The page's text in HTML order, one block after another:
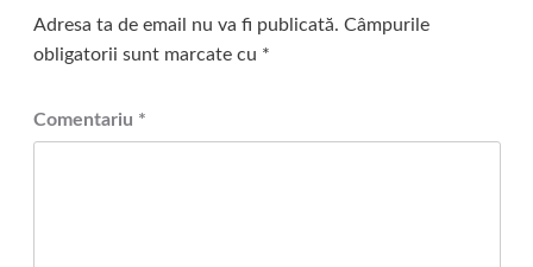
Adresa ta de email nu va fi publicată. Câmpurile
obligatorii sunt marcate cu *
Comentariu *